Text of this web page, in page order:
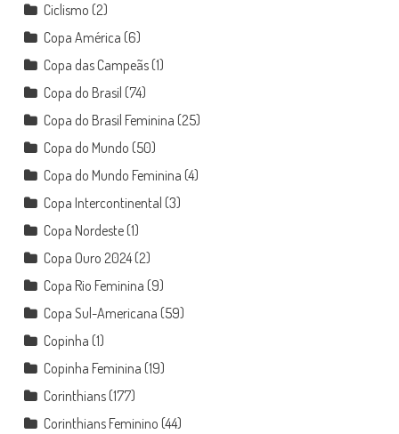
Ciclismo (2)
Copa América (6)
Copa das Campeãs(1)
Copa do Brasil (74)
Copa do Brasil Feminina (25)
Copa do Mundo (50)
Copa do Mundo Feminina (4)
Copa Intercontinental (3)
Copa Nordeste(1)
Copa Ouro 2024(2)
Copa Rio Feminina (9)
Copa Sul-Americana (59)
Copinha (1)
Copinha Feminina (19)
Corinthians(177)
Corinthians Feminino (44)